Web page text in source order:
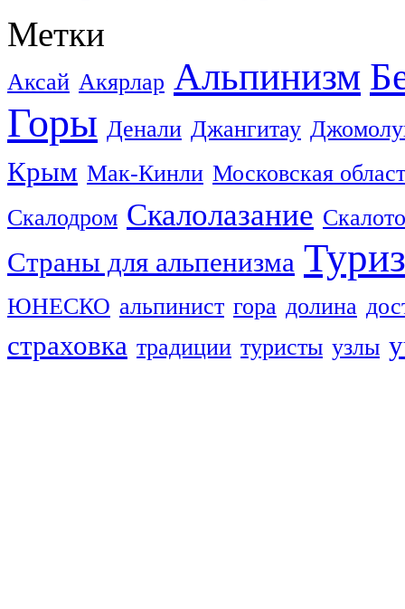
Метки
Аксай Акярлар Альпинизм
Горы Денали Джангитау
Крым Мак-Кинли Московская
Скалодром Скалолазание
Страны для альпенизма
ЮНЕСКО альпинист гора долина
страховка традиции туристы узлы